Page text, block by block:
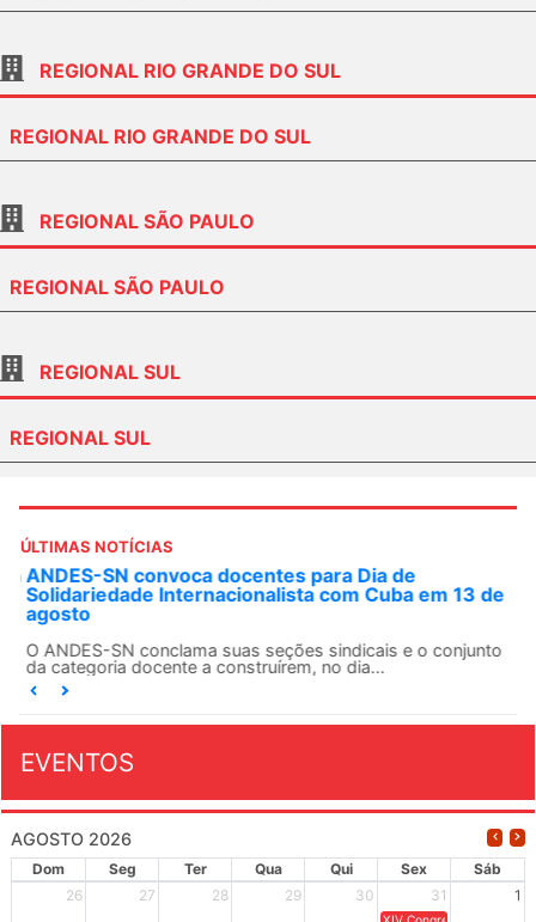
REGIONAL RIO GRANDE DO SUL
REGIONAL RIO GRANDE DO SUL
REGIONAL SÃO PAULO
REGIONAL SÃO PAULO
REGIONAL SUL
REGIONAL SUL
ÚLTIMAS NOTÍCIAS
ANDES-SN convoca docentes para Dia de
Solidariedade Internacionalista com Cuba em 13 de
agosto
O ANDES-SN conclama suas seções sindicais e o conjunto
da categoria docente a construírem, no dia...
EVENTOS
AGOSTO 2026
Dom Seg Ter Qua Qui Sex
Sáb
31